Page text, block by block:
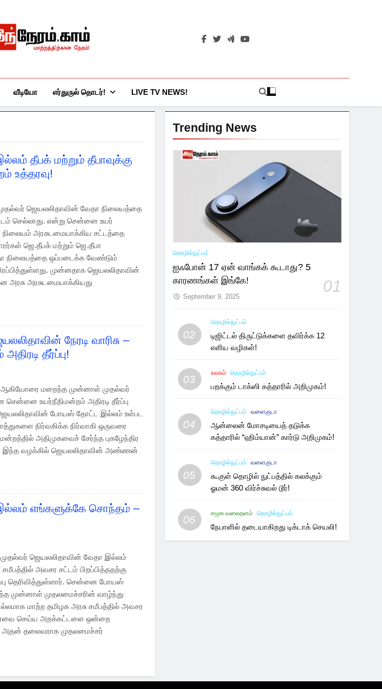
வீடியோ எர்துருல் தொடர்! LIVE TV NEWS!
தீபக் மற்றும் தீபாவுக்கு
உத்தரவு!
ஜெயலலிதாவின் வேதா நிலையத்தை
செல்லாது. என்று சென்னை உயர்
நிலையம் அரசுடமையாக்கிய சட்டத்தை
ஜெ.தீபக் மற்றும் ஜெ.தீபா
நிலையத்தை ஒப்படைக்க வேண்டும்
முன்னதாக ஜெயலலிதாவின்
அரசுடமையாக்கியது
நேரடி வாரிசு –
தீர்ப்பு!
ஆகியோரை மறைந்த முன்னாள் முதல்வர்
சென்னை உயர்நீதிமன்றம் அதிரடி தீர்ப்பு
போயஸ் தோட்ட இல்லம் உள்பட
நிர்வகிக்க நிர்வாகி ஒருவரை
அதிமுகவைச் சேர்ந்த புகழேந்திர
இந்த வழக்கில் ஜெயலலிதாவின் அண்ணன்
எங்களுக்கே சொந்தம் –
ஜெயலலிதாவின் வேதா இல்லம்
அவசர சட்டம் பிறப்பித்ததற்கு
தெரிவித்துள்ளார். சென்னை போயஸ்
முன்னாள் முதலமைச்சரின் வாழ்ந்து
மாற்ற தமிழக அரசு சமீபத்தில் அவசர
செய்ய அறக்கட்டளை ஒன்றை
அதன் தலைவராக முதலமைச்சர்
Trending News
தொழில்நுட்பம்
ஐஃபோன் 17 ஏன் வாங்கக் கூடாது? 5
காரணங்கள் இங்கே!
01
September 9, 2025
02
தொழில்நுட்பம்
டிஜிட்டல் திருட்டுக்களை தவிர்க்க 12
எளிய வழிகள்!
03
உலகம் தொழில்நுட்பம்
பறக்கும் டாக்ஸி கத்தாரில் அறிமுகம்!
04
தொழில்நுட்பம் வளைகுடா
ஆன்லைன் மோசடியைத் தடுக்க
கத்தாரில் “ஹிம்யான்” கார்டு அறிமுகம்!
05
தொழில்நுட்பம் வளைகுடா
கூகுள் தொழில் நுட்பத்தில் கலக்கும்
ஓமன் 360 விர்ச்சுவல் டூர்!
06
சமூக வலைதளம் தொழில்நுட்பம்
நேபாளில் தடையாகிறது டிக்டாக் செயலி!